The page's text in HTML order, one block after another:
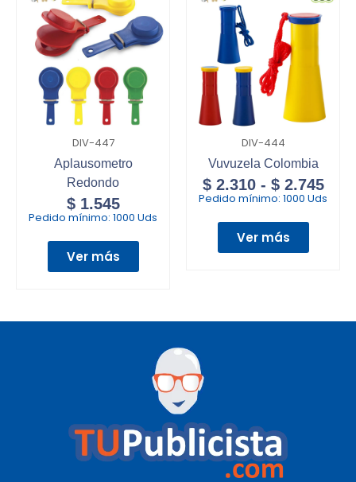
DIV-447
Aplausometro
Redondo
$1.545
Pedido mínimo: 1000 Uds
Ver más
DIV-444
Vuvuzela Colombia
$2.310 - $2.745
Pedido mínimo: 1000 Uds
Ver más